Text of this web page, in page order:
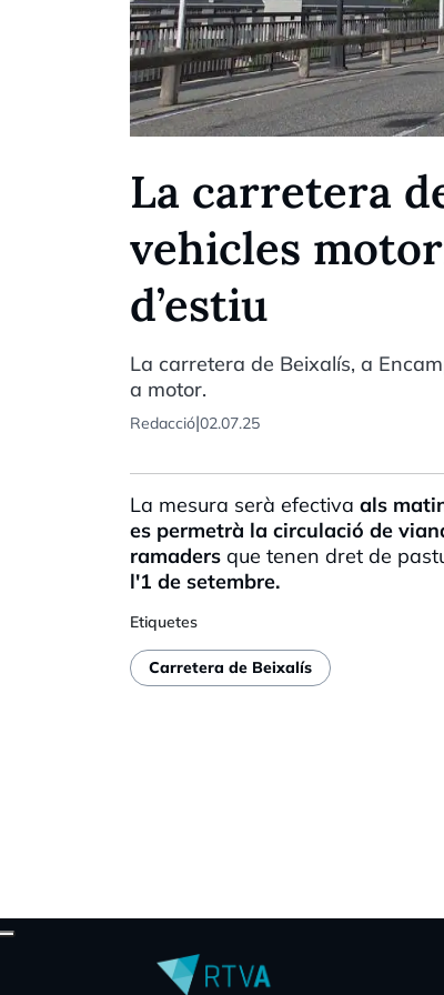
La carretera
vehicles
d’estiu
La carretera de Beixalís, a
a motor.
Redacció|02.07.25
La mesura serà efectiva als
es permetrà la circulació de
ramaders que tenen dret de
l'1 de setembre.
Etiquetes
Carretera de Beixalís